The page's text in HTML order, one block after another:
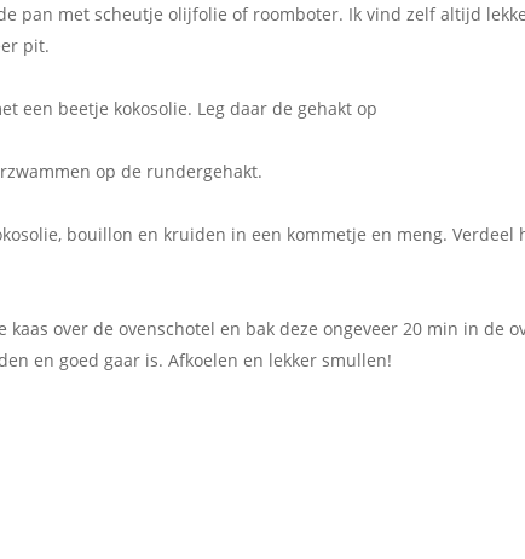
pan met scheutje olijfolie of roomboter. Ik vind zelf altijd
pit.
een beetje kokosolie. Leg daar de gehakt op
op de rundergehakt.
bouillon en kruiden in een kommetje en meng. Verdeel
over de ovenschotel en bak deze ongeveer 20 min in de
en goed gaar is. Afkoelen en lekker smullen!